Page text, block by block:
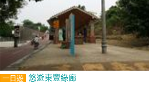
一日遊 悠遊東豐綠廊